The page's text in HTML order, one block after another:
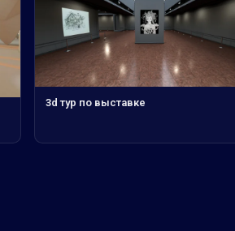
3d тур по выставке